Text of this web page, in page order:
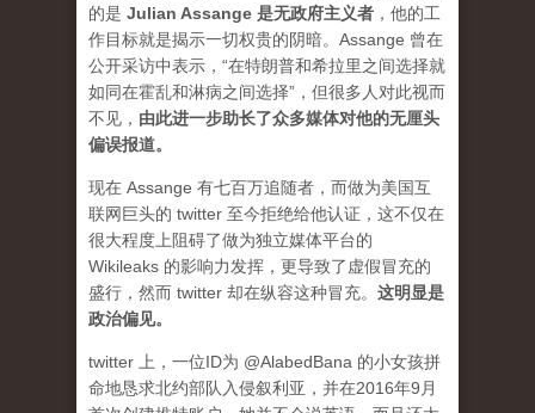
的是 Julian Assange 是无政府主义者 ，他的工
作目标就是揭示一切权贵的阴暗。Assange 曾在
公开采访中表示，“在特朗普和希拉里之间选择就
如同在霍乱和淋病之间选择”，但很多人对此视而
不见， 由此进一步助长了众多媒体对他的无厘头
偏误报道。
现在 Assange 有七百万追随者，而做为美国互
联网巨头的 twitter 至今拒绝给他认证，这不仅在
很大程度上阻碍了做为独立媒体平台的
Wikileaks 的影响力发挥，更导致了虚假冒充的
盛行，然而 twitter 却在纵容这种冒充。 这明显是
政治偏见。
twitter 上，一位ID为 @AlabedBana 的小女孩拼
命地恳求北约部队入侵叙利亚，并在2016年9月